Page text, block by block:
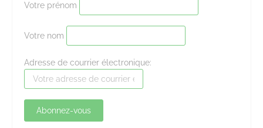
Votre prénom
Votre nom
Adresse de courrier électronique: